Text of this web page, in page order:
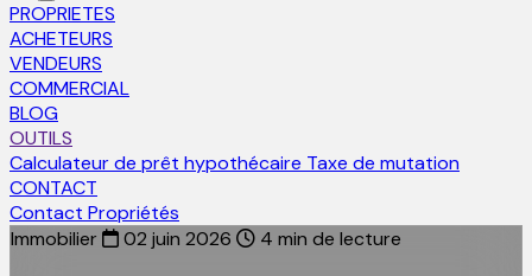
PROPRIETES
ACHETEURS
VENDEURS
COMMERCIAL
BLOG
OUTILS
Calculateur de prêt hypothécaire Taxe de mutation
CONTACT
Contact Propriétés
Immobilier
02 juin 2026 4 min de lecture